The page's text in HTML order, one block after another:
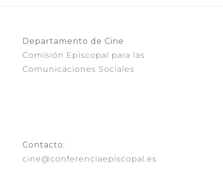
Departamento de Cine
Comisión Episcopal para las
Comunicaciones Sociales
Contacto:
cine@conferenciaepiscopal.es